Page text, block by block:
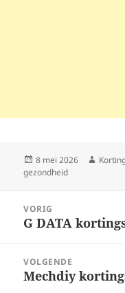
Geplaatst
op
8 mei 2026 Auteur
gezondheid
navigatie
VORIG
Vorig
G DATA
VOLGENDE
Volgend
Mechdiy